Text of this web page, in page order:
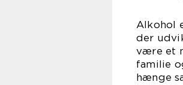
Alkohol
der
være et
familie
hænge